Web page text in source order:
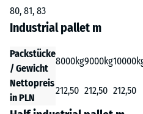
80, 81, 83
Industrial pallet m
Packstücke
/ Gewicht
8000kg9000kg
Nettopreis
in PLN
212,50 212,50 212,50